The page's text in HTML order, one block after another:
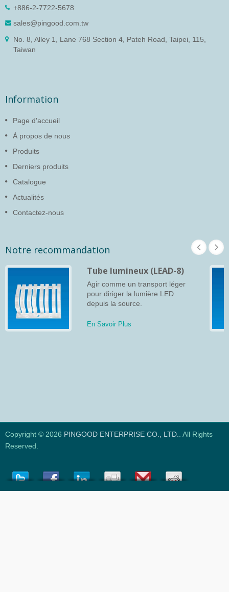
+886-2-7722-5678
sales@pingood.com.tw
No. 8, Alley 1, Lane 768 Section 4, Pateh Road, Taipei, 115,
Taiwan
Information
Page d'accueil
À propos de nous
Produits
Derniers produits
Catalogue
Actualités
Contactez-nous
Notre recommandation
Tube lumineux (LEAD-8)
Agir comme un transport léger
pour diriger la lumière LED
depuis la source.
En Savoir Plus
Copyright © 2026 PINGOOD ENTERPRISE CO., LTD.
. All Rights
Reserved.